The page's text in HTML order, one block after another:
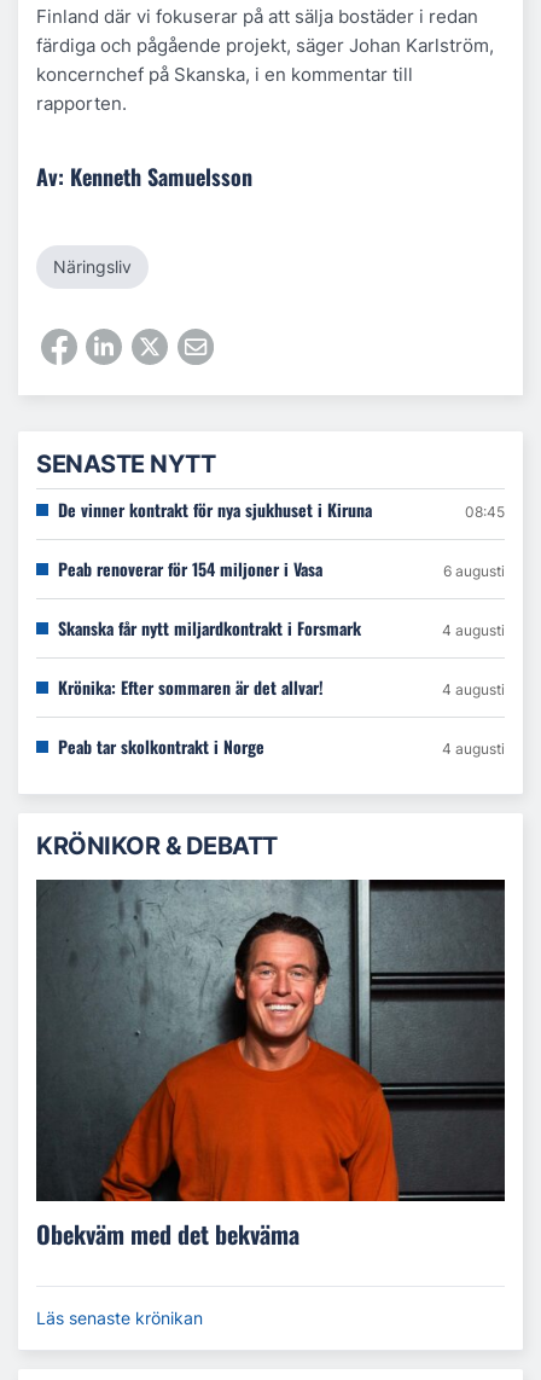
Finland där vi fokuserar på att sälja bostäder i redan
färdiga och pågående projekt, säger Johan Karlström,
koncernchef på Skanska, i en kommentar till
rapporten.
Av: Kenneth Samuelsson
Näringsliv
SENASTE NYTT
De vinner kontrakt för nya sjukhuset i Kiruna 08:45
Peab renoverar för 154 miljoner i Vasa 6 augusti
Skanska får nytt miljardkontrakt i Forsmark 4 augusti
Krönika: Efter sommaren är det allvar! 4 augusti
Peab tar skolkontrakt i Norge 4 augusti
KRÖNIKOR & DEBATT
Obekväm med det bekväma
Läs senaste krönikan